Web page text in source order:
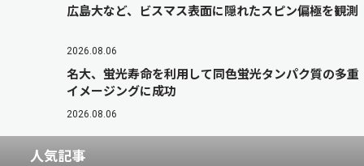
広島大など、ビスマス表面に隠れたスピン偏極を観測
2026.08.06
名大、蛍光寿命を利用して同色蛍光タンパク質の多重
イメージングに成功
2026.08.06
人気記事